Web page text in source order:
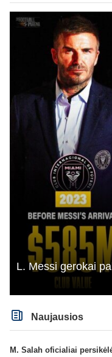
L. Messi gerokai
Naujausios
M. Salah oficialiai